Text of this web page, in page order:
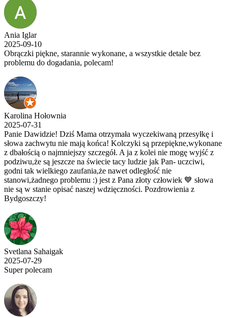
Ania Iglar
2025-09-10
Obrączki piękne, starannie wykonane, a wszystkie detale bez
problemu do dogadania, polecam!
Karolina Hołownia
2025-07-31
Panie Dawidzie! Dziś Mama otrzymała wyczekiwaną przesyłkę i
słowa zachwytu nie mają końca! Kolczyki są przepiękne,wykonane
z dbałością o najmniejszy szczegół. A ja z kolei nie mogę wyjść z
podziwu,że są jeszcze na świecie tacy ludzie jak Pan- uczciwi,
godni tak wielkiego zaufania,że nawet odległość nie
stanowi,żadnego problemu :) jest z Pana złoty człowiek 💙 słowa
nie są w stanie opisać naszej wdzięczności. Pozdrowienia z
Bydgoszczy!
Svetlana Sahaigak
2025-07-29
Super polecam